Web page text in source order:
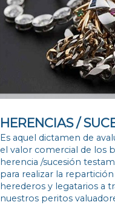
HERENCIAS /
Es aquel dictamen de
el valor comercial de los
herencia /sucesión
para realizar la
herederos y legatarios a
nuestros peritos